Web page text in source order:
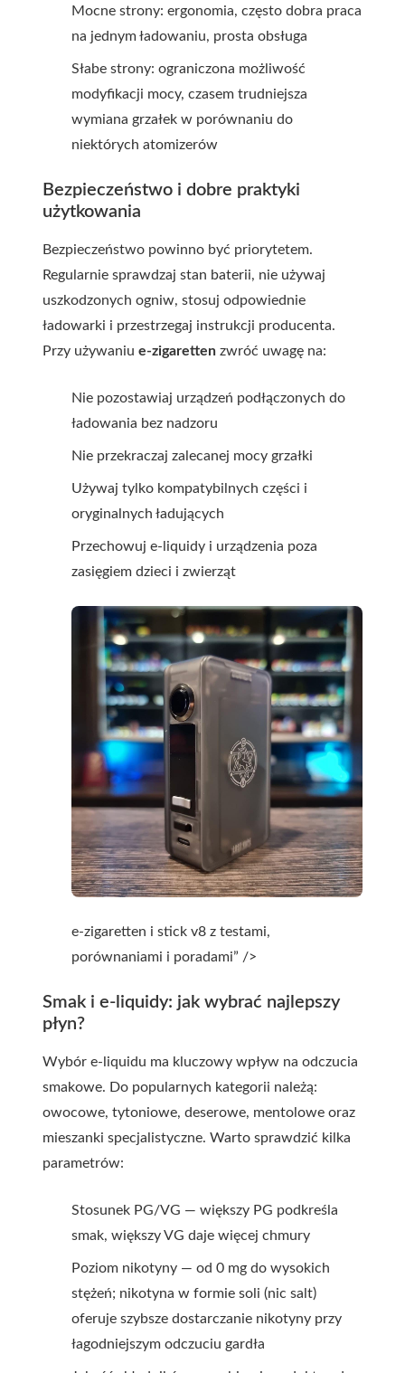
Mocne strony: ergonomia, często dobra praca
na jednym ładowaniu, prosta obsługa
Słabe strony: ograniczona możliwość
modyfikacji mocy, czasem trudniejsza
wymiana grzałek w porównaniu do
niektórych atomizerów
Bezpieczeństwo i dobre praktyki
użytkowania
Bezpieczeństwo powinno być priorytetem.
Regularnie sprawdzaj stan baterii, nie używaj
uszkodzonych ogniw, stosuj odpowiednie
ładowarki i przestrzegaj instrukcji producenta.
Przy używaniu e-zigaretten zwróć uwagę na:
Nie pozostawiaj urządzeń podłączonych do
ładowania bez nadzoru
Nie przekraczaj zalecanej mocy grzałki
Używaj tylko kompatybilnych części i
oryginalnych ładujących
Przechowuj e-liquidy i urządzenia poza
zasięgiem dzieci i zwierząt
e-zigaretten i stick v8 z testami,
porównaniami i poradami” />
Smak i e-liquidy: jak wybrać najlepszy
płyn?
Wybór e-liquidu ma kluczowy wpływ na odczucia
smakowe. Do popularnych kategorii należą:
owocowe, tytoniowe, deserowe, mentolowe oraz
mieszanki specjalistyczne. Warto sprawdzić kilka
parametrów:
Stosunek PG/VG — większy PG podkreśla
smak, większy VG daje więcej chmury
Poziom nikotyny — od 0 mg do wysokich
stężeń; nikotyna w formie soli (nic salt)
oferuje szybsze dostarczanie nikotyny przy
łagodniejszym odczuciu gardła